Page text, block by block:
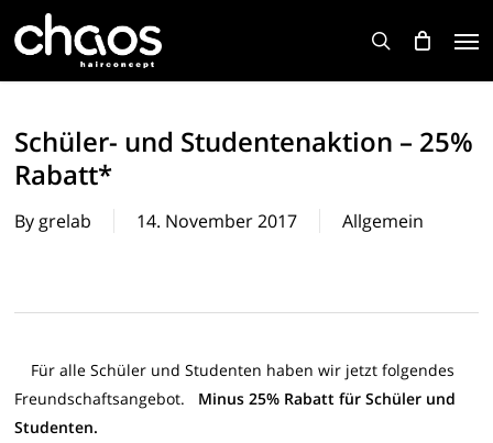
search
Schüler- und Studentenaktion – 25%
Rabatt*
By grelab 14. November 2017 Allgemein
Für alle Schüler und Studenten haben wir jetzt folgendes
Freundschaftsangebot. Minus 25% Rabatt für Schüler und
Studenten.